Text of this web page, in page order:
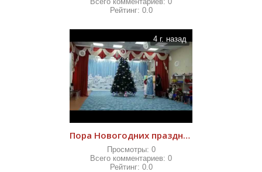
Рейтинг: 0.0
4 г. назад
Пора Новогодних праздников 2021
Просмотры: 0
Всего комментариев: 0
Рейтинг: 0.0